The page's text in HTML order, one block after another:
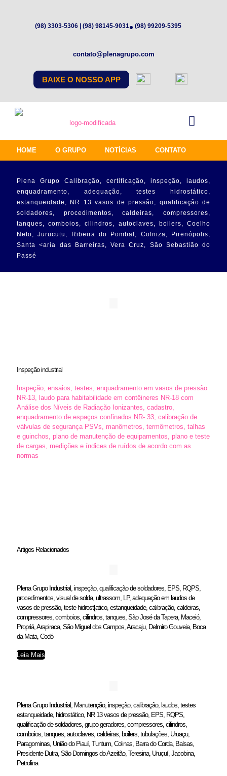
(98) 3303-5306 | (98) 98145-9031 (98) 99209-5395
contato@plenagrupo.com
BAIXE O NOSSO APP
HOME O GRUPO NOTÍCIAS CONTATO
Plena Grupo Calibração, certificação, inspeção, laudos,
enquadramento, adequação, testes hidrostático,
estanqueidade, NR 13 vasos de pressão, qualificação de
soldadores, procedimentos, caldeiras, compressores,
tanques, comboios, cilindros, autoclaves, boilers, Coelho
Neto, Jurucutu, Ribeira do Pombal, Colniza, Pirenópolis,
Santa <aria das Barreiras, Vera Cruz, São Sebastião do
Passé
Inspeção industrial
Inspeção, ensaios, testes, enquadramento em vasos de pressão
NR-13, laudo para habitabilidade em contêineres NR-18 com
Análise dos Níveis de Radiação Ionizantes, cadastro,
enquadramento de espaços confinados NR- 33, calibração de
válvulas de segurança PSVs, manômetros, termômetros, talhas
e guinchos, plano de manutenção de equipamentos, plano e teste
de cargas, medições e índices de ruídos de acordo com as
normas
Artigos Relacionados
Plena Grupo Industrial, inspeção, qualificação de soldadores, EPS, RQPS,
procedimentos, visual de solda, ultrassom, LP, adequação em laudos de
vasos de pressão, teste hidrost[atico, estanqueidade, calibração, caldeiras,
compressores, comboios, cilindros, tanques, São José da Tapera, Maceió,
Propriá, Arapiraca, São Miguel dos Campos, Aracaju, Delmiro Gouveia, Boca
da Mata, Codó
Leia Mais
Plena Grupo Industrial, Manutenção, inspeção, calibração, laudos, testes
estanqueidade, hidrostático, NR 13 vasos de pressão, EPS, RQPS,
qualificação de soldadores, grupo geradores, compressores, cilindros,
comboios, tanques, autoclaves, caldeiras, boilers, tubulações, Uruaçu,
Paragominas, União do Piauí, Tuntum, Colinas, Barra do Corda, Balsas,
Presidente Dutra, São Domingos do Azeitão, Teresina, Uruçuí, Jacobina,
Petrolina